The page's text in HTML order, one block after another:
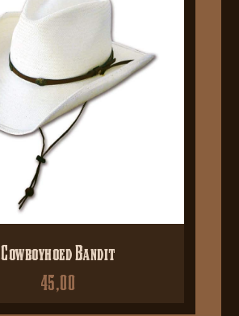
Cowboyhoed Bandit
45,00